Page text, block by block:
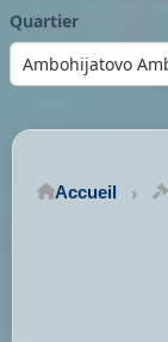
Quartier
Accueil